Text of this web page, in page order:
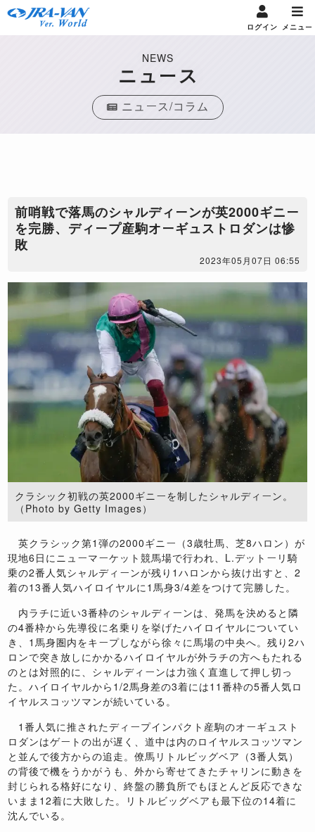
ログイン メニュー
NEWS
ニュース
ニュース/コラム
前哨戦で落馬のシャルディーンが英2000ギニー
を完勝、ディープ産駒オーギュストロダンは惨
敗
2023年05月07日 06:55
クラシック初戦の英2000ギニーを制したシャルディーン。
（Photo by Getty Images）
英クラシック第1弾の2000ギニー（3歳牡馬、芝8ハロン）が
現地6日にニューマーケット競馬場で行われ、L.デットーリ騎
乗の2番人気シャルディーンが残り1ハロンから抜け出すと、2
着の13番人気ハイロイヤルに1馬身3/4差をつけて完勝した。
内ラチに近い3番枠のシャルディーンは、発馬を決めると隣
の4番枠から先導役に名乗りを挙げたハイロイヤルについてい
き、1馬身圏内をキープしながら徐々に馬場の中央へ。残り2ハ
ロンで突き放しにかかるハイロイヤルが外ラチの方へもたれる
のとは対照的に、シャルディーンは力強く直進して押し切っ
た。ハイロイヤルから1/2馬身差の3着には11番枠の5番人気ロ
イヤルスコッツマンが続いている。
1番人気に推されたディープインパクト産駒のオーギュスト
ロダンはゲートの出が遅く、道中は内のロイヤルスコッツマン
と並んで後方からの追走。僚馬リトルビッグベア（3番人気）
の背後で機をうかがうも、外から寄せてきたチャリンに動きを
封じられる格好になり、終盤の勝負所でもほとんど反応できな
いまま12着に大敗した。リトルビッグベアも最下位の14着に
沈んでいる。